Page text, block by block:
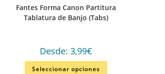
Fantes Forma Canon Partitura
Tablatura de Banjo (Tabs)
Desde: 3,99€
Seleccionar opciones